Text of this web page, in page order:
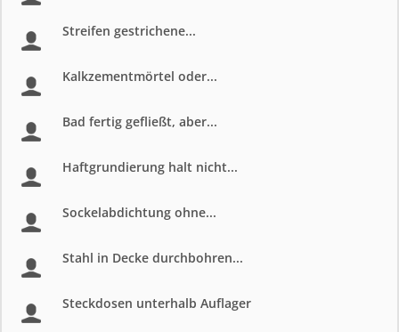
Streifen gestrichene...
Kalkzementmörtel oder...
Bad fertig gefließt, aber...
Haftgrundierung halt nicht...
Sockelabdichtung ohne...
Stahl in Decke durchbohren...
Steckdosen unterhalb Auflager